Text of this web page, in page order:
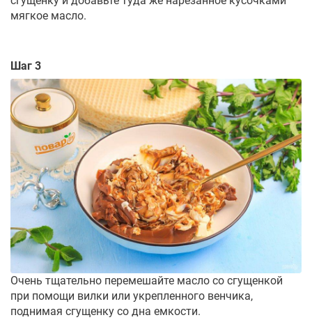
мягкое масло.
Шаг 3
Очень тщательно перемешайте масло со сгущенкой
при помощи вилки или укрепленного венчика,
поднимая сгущенку со дна емкости.